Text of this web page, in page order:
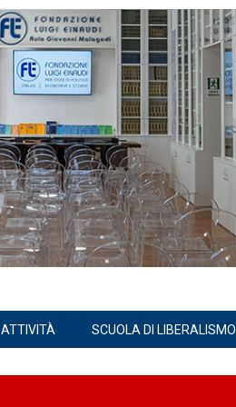
ATTIVITÀ SCUOLA DI LIBERALISMO